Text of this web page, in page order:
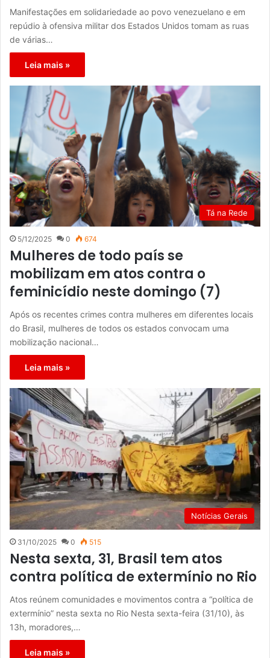
Manifestações em solidariedade ao povo venezuelano e em
repúdio à ofensiva militar dos Estados Unidos tomam as ruas
de várias…
Leia mais »
Tá na Rede
5/12/2025 0 674
Mulheres de todo país se
mobilizam em atos contra o
feminicídio neste domingo (7)
Após os recentes crimes contra mulheres em diferentes locais
do Brasil, mulheres de todos os estados convocam uma
mobilização nacional…
Leia mais »
Notícias Gerais
31/10/2025 0 515
Nesta sexta, 31, Brasil tem atos
contra política de extermínio no Rio
Atos reúnem comunidades e movimentos contra a “política de
extermínio” nesta sexta no Rio Nesta sexta-feira (31/10), às
13h, moradores,…
Leia mais »